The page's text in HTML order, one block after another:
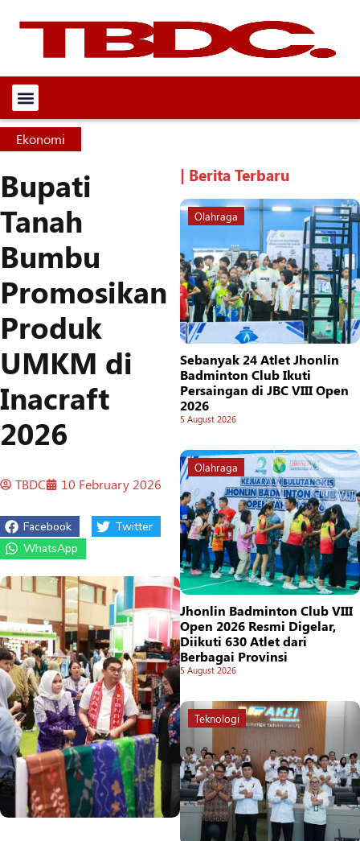
Ekonomi
Bupati
Tanah
Bumbu
Promosikan
Produk
UMKM di
Inacraft
2026
TBDC 10 February 2026
Facebook
Twitter
WhatsApp
| Berita Terbaru
Olahraga
Sebanyak 24 Atlet Jhonlin
Badminton Club Ikuti
Persaingan di JBC VIII Open
2026
5 August 2026
Olahraga
Jhonlin Badminton Club VIII
Open 2026 Resmi Digelar,
Diikuti 630 Atlet dari
Berbagai Provinsi
5 August 2026
Teknologi